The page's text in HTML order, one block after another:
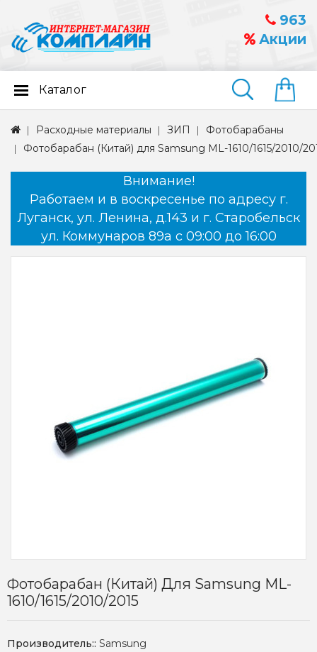
963
Акции
Найти
Каталог
Расходные материалы ЗИП
Фотобарабаны
Фотобарабан (Китай) для Samsung ML-1610/1615/2010/
Внимание!
Работаем и в воскресенье по адресу г.
Луганск, ул. Ленина, д.143 и г. Старобельск
ул. Коммунаров 89а с 09:00 до 16:00
Фотобарабан (Китай) Для Samsung ML-
1610/1615/2010/2015
Производитель:: Samsung